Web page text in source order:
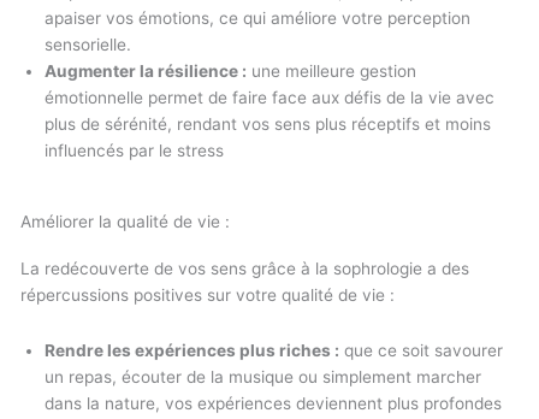
apaiser vos émotions, ce qui améliore votre perception
sensorielle.
Augmenter la résilience : une meilleure gestion
émotionnelle permet de faire face aux défis de la vie avec
plus de sérénité, rendant vos sens plus réceptifs et moins
influencés par le stress
Améliorer la qualité de vie :
La redécouverte de vos sens grâce à la sophrologie a des
répercussions positives sur votre qualité de vie :
Rendre les expériences plus riches : que ce soit savourer
un repas, écouter de la musique ou simplement marcher
dans la nature, vos expériences deviennent plus profondes